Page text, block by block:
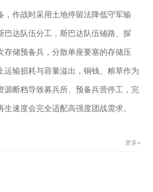
作战时采用土地停留法降低守军输
达队伍分工，斯巴达队伍铺路、探
储预备兵，分散单座要塞的存储压
输损耗与容量溢出，铜钱、粮草作为
断档导致募兵所、预备兵营停工，完
速度会完全适配高强度团战需求。
更多+